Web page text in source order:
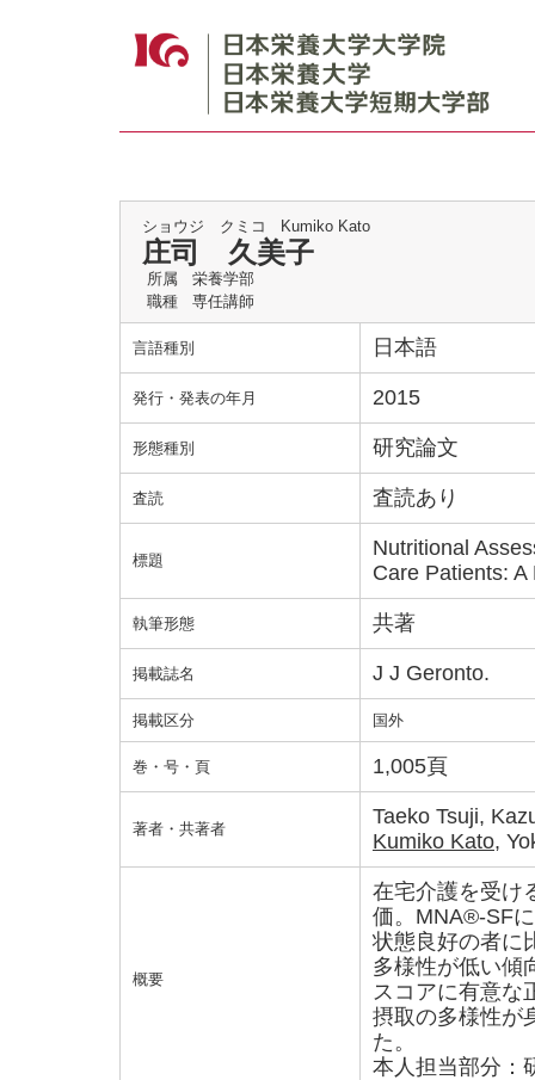
ショウジ クミコ Kumiko Kato
庄司 久美子
所属
栄養学部
職種
専任講師
言語種別 日本語
発行・発表の年月 2015
形態種別 研究論文
査読 査読あり
標題
Nutritional
Care Patients:
執筆形態 共著
掲載誌名 J J Geronto.
掲載区分 国外
巻・号・頁 1,005頁
著者・共著者
Taeko Tsuji,
Kumiko Kato,
概要
在宅介護を受け
価。MNA®-SF
状態良好の者に
多様性が低い傾
スコアに有意な
摂取の多様性が
本人担当部分：